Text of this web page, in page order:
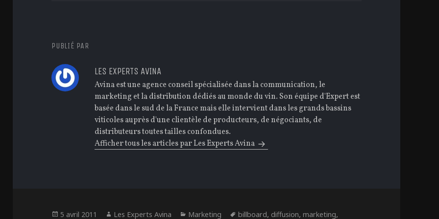
PUBLIÉ PAR
LES EXPERTS AVINA
Avina est une agence conseil spécialisée dans la communication, le
marketing et la distribution dédiés au monde du vin. Son équipe d'Expert est
basée dans le sud de la France mais elle intervient dans les grands bassins
viticoles auprès d'une clientèle de producteurs, de négociants, de
distributeurs toutes tailles confondues.
Afficher tous les articles par Les Experts Avina
Publié
5 avril 2011 Auteur
Les Experts Avina Catégories
Marketing Étiquettes
billboard, diffusion,marketing,